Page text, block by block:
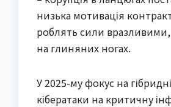
низька мотивація
роблять сили вразливими,
на глиняних ногах.
У 2025-му фокус на
кібератаки на критичну